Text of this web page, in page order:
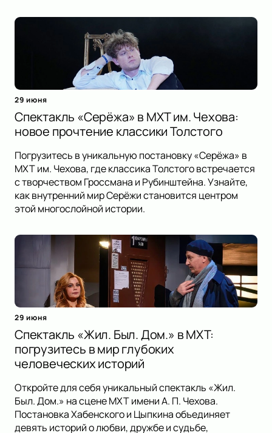
29 июня
Спектакль «Серёжа» в МХТ им. Чехова:
новое прочтение классики Толстого
Погрузитесь в уникальную постановку «Серёжа» в
МХТ им. Чехова, где классика Толстого встречается
с творчеством Гроссмана и Рубинштейна. Узнайте,
как внутренний мир Серёжи становится центром
этой многослойной истории.
29 июня
Спектакль «Жил. Был. Дом.» в МХТ:
погрузитесь в мир глубоких
человеческих историй
Откройте для себя уникальный спектакль «Жил.
Был. Дом.» на сцене МХТ имени А. П. Чехова.
Постановка Хабенского и Цыпкина объединяет
девять историй о любви, дружбе и судьбе,